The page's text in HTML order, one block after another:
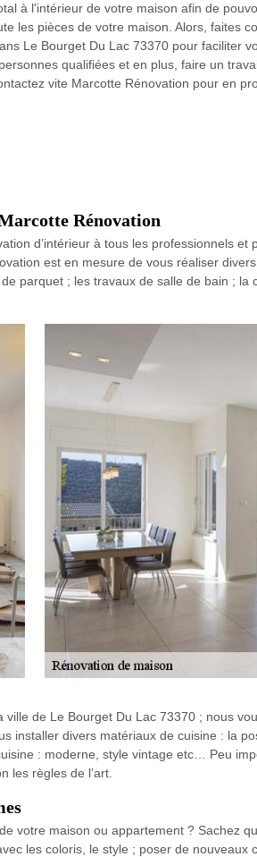
à l'intérieur de votre maison afin de
les pièces de votre maison. Alors, faites
Le Bourget Du Lac 73370 pour faciliter
qualifiées et en plus, faire un
vite Marcotte Rénovation pour en
Rénovation
d’intérieur à tous les professionnels
est en mesure de vous réaliser
parquet ; les travaux de salle de bain ; la
de Le Bourget Du Lac 73370 ; nous
divers matériaux de cuisine : la
: moderne, style vintage etc… Peu
les règles de l’art.
votre maison ou appartement ? Sachez
les coloris, le style ; poser de